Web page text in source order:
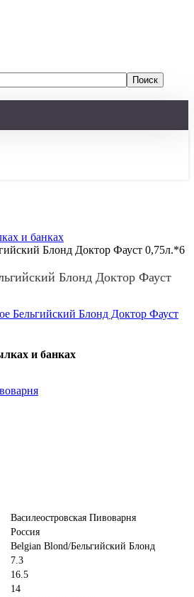
и банках
Блонд Доктор Фауст 0,75л.*6
Блонд Доктор Фауст
и банках
Василеостровская Пивоварня
Россия
Belgian Blond/Бельгийский Блонд
7.3
16.5
14